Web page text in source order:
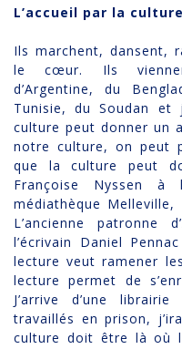
L’accueil par la culture
Ils marchent, dansent,
le cœur. Ils viennent
d’Argentine, du
Tunisie, du Soudan et
culture peut donner un
notre culture, on peut
que la culture peut
Françoise Nyssen
médiathèque
L’ancienne patronne
l’écrivain Daniel
lecture veut ramener
lecture permet de
J’arrive d’une
travaillés en prison,
culture doit être là où